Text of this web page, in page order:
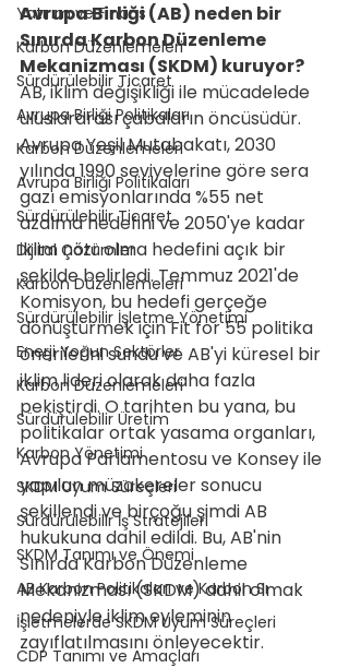
Yatırım ve Finans
Karbon Düzenlemeleri
Sürdürülebilir Ticaret
Avrupa Birliği Politikaları
Karbon Düzenlemeleri
Avrupa Birliği Politikaları
Sürdürülebilir Ticaret
Dijital Çözümler
Karbon Düzenlemeleri
Sürdürülebilir İşletme Yönetimi
Enerji Yoğun Sektörler
Karbon Düzenlemeleri
Sürdürülebilir Üretim
Karbon Yönetimi
SKDM Uyum Süreçleri
Sürdürülebilir İş Stratejileri
SKDM Tanımı ve Önemi
AB Karbon Politikaları ve Karbon Sı
İşletmelerde SKDM Uyum Süreçleri
CDP Tanımı ve Amaçları
Avrupa Birliği (AB) neden bir
Sınırda Karbon Düzenleme
Mekanizması (SKDM) kuruyor?
AB, iklim değişikliği ile mücadelede
uluslararası çabaların öncüsüdür.
Avrupa Yeşil Mutabakatı, 2030
yılında 1990 seviyelerine göre sera
gazı emisyonlarında %55 net
azalma hedefini ve 2050'ye kadar
iklim nötr olma hedefini açık bir
şekilde belirledi. Temmuz 2021'de
Komisyon, bu hedefi gerçeğe
dönüştürmek için Fit for 55 politika
önerilerini sundu ve AB'yi küresel bir
iklim lideri olarak daha fazla
pekiştirdi. O tarihten bu yana, bu
politikalar ortak yasama organları,
Avrupa Parlamentosu ve Konsey ile
yapılan müzakereler sonucu
şekillendi ve birçoğu şimdi AB
hukukuna dahil edildi. Bu, AB'nin
Sınırda Karbon Düzenleme
Mekanizması (SKDM) dahil olmak
nedeniyle iklim eyleminin
zayıflatılmasını önleyecektir.